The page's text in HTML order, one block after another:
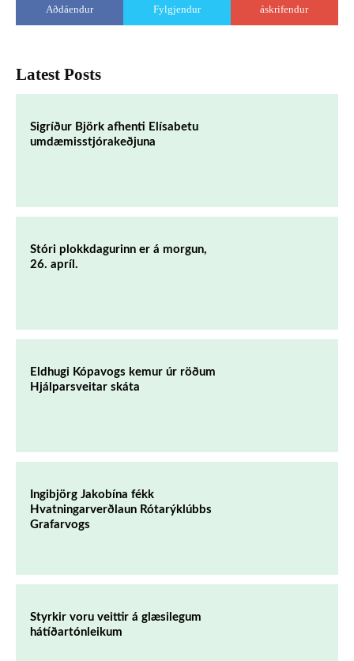
Aðdáendur
Fylgjendur
áskrifendur
Latest Posts
Sigríður Björk afhenti Elísabetu
umdæmisstjórakeðjuna
Stóri plokkdagurinn er á morgun,
26. apríl.
Eldhugi Kópavogs kemur úr röðum
Hjálparsveitar skáta
Ingibjörg Jakobína fékk
Hvatningarverðlaun Rótarýklúbbs
Grafarvogs
Styrkir voru veittir á glæsilegum
hátíðartónleikum